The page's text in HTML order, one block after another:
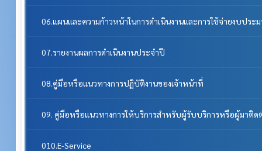
06.แผนและความก้าวหน้าในการดำเนินงานและการใช้จ่ายงบปร
07.รายงานผลการดำเนินงานประจำปี
08.คู่มือหรือแนวทางการปฏิบัติงานของเจ้าหน้าที่
09. คู่มือหรือแนวทางการให้บริการสำหรับผู้รับบริการหรือผู้มาติด
010.E-Service